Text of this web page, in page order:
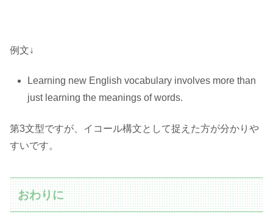
例文↓
Learning new English vocabulary involves more than
just learning the meanings of words.
第3文型ですが、イコール構文として捉えた方が分かりや
すいです。
おわりに